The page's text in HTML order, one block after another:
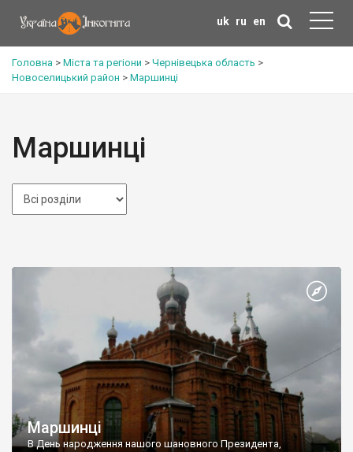
uk ru en
Головна > Міста та регіони > Чернівецька область >
Новоселицький район > Маршинці
Маршинці
Маршинці
В День народження нашого шановного Президента,